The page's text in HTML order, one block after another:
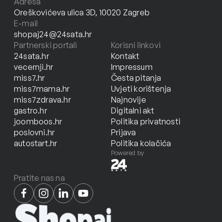
Oreškovićeva ulica 3D, 10020 Zagreb
E-mail
shopaj24@24sata.hr
Partnerski portali
24sata.hr
vecernji.hr
miss7.hr
miss7mama.hr
miss7zdrava.hr
gastro.hr
joomboos.hr
poslovni.hr
autostart.hr
Korisni linkovi
Kontakt
Impressum
Česta pitanja
Uvjeti korištenja
Najnovije
Digitalni akt
Politika privatnosti
Prijava
Politika kolačića
Powered by
Pratite nas na